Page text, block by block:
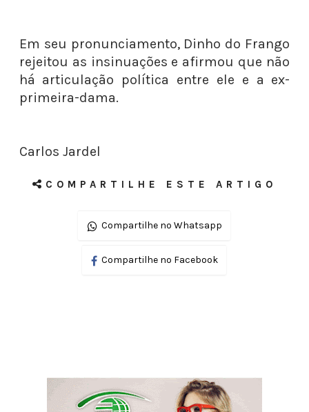
Em seu pronunciamento, Dinho do Frango
rejeitou as insinuações e afirmou que não
há articulação política entre ele e a ex-
primeira-dama.
Carlos Jardel
COMPARTILHE ESTE ARTIGO
Compartilhe no Whatsapp
Compartilhe no Facebook